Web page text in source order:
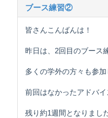
ブース練習②
皆さんこんばんは！
昨日は、2回目のブース
多くの学外の方々も参
前回はなかったアドバ
残り約1週間となりまし